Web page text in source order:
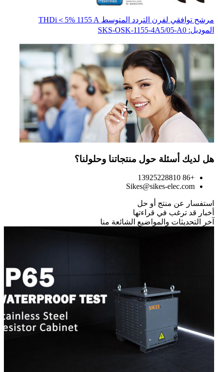
مرشح توافقي لفرن التردد المتوسط THDi＜5% 1155 A
الموديل: SKS-OSK-1155-4A5/05-A0
هل لديك أسئلة حول منتجاتنا وحلولنا؟
+86 13925228810
Sikes@sikes-elec.com
استفسار عن منتج أو حل
أخبار قد ترغب في قراءتها
آخر التحديثات والمواضيع الشائعة منا